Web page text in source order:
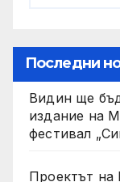
Последни
Видин ще
издание на
фестивал
Проектът на